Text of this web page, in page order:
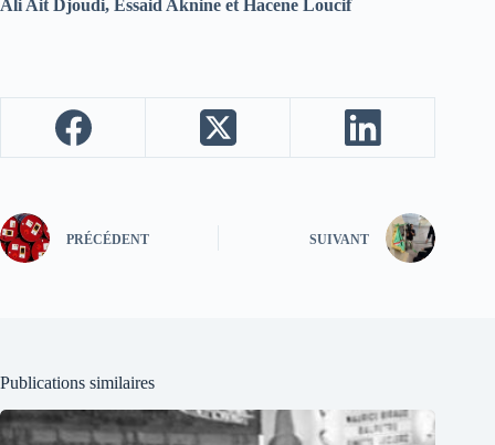
Ali Ait Djoudi, Essaid Aknine et Hacene Loucif
PRÉCÉDENT SUIVANT
Publications similaires